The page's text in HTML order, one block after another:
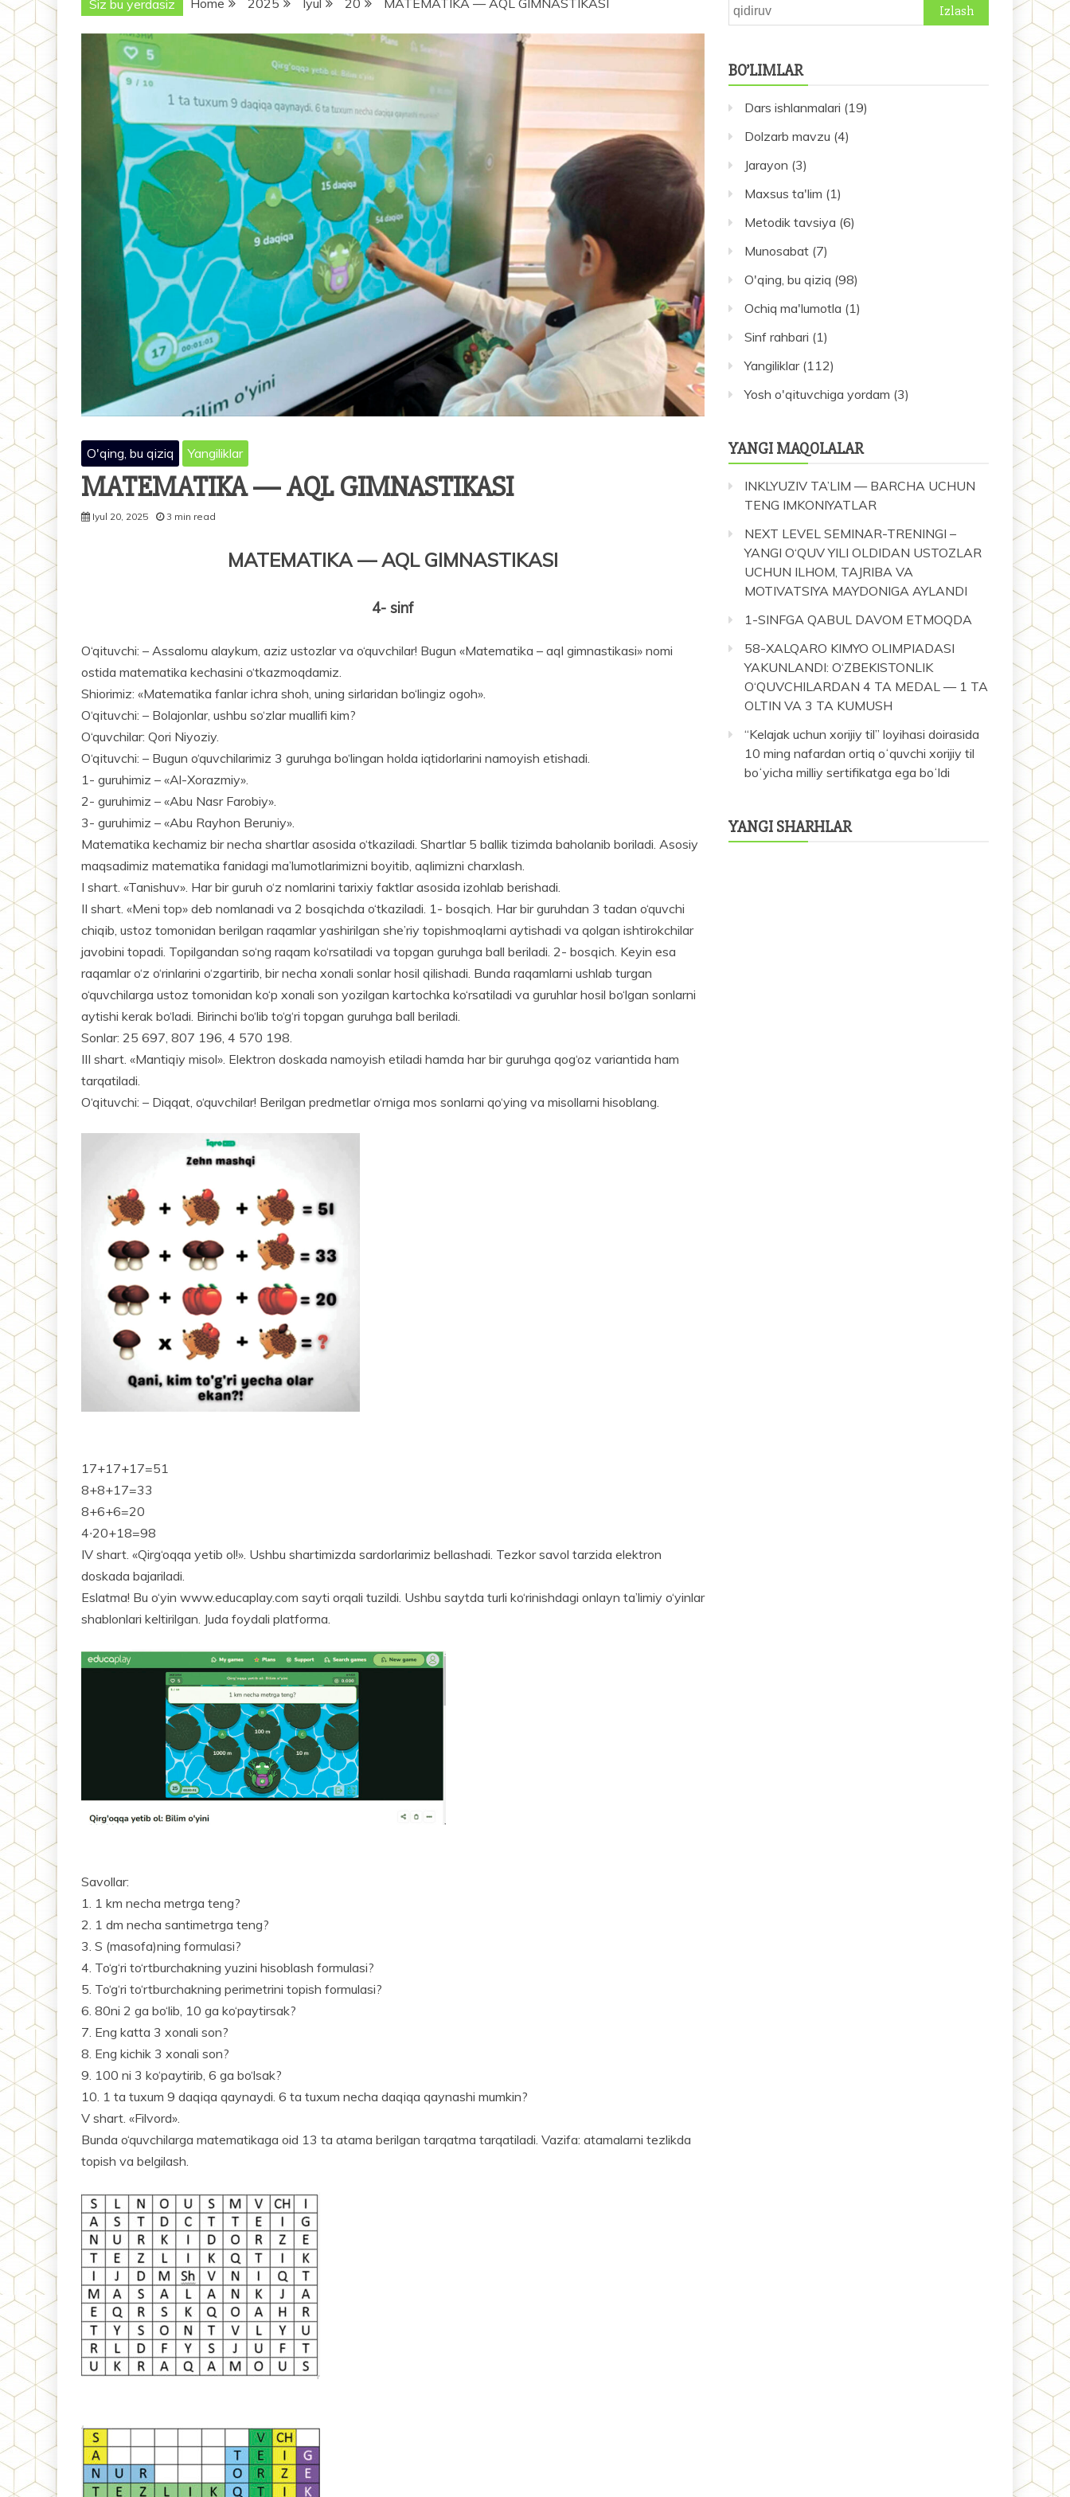
Siz bu yerdasiz Home 2025 Iyul 20 MATEMATIKA — AQL GIMNASTIKASI
O'qing, bu qiziq Yangiliklar
MATEMATIKA — AQL GIMNASTIKASI
Iyul 20, 2025 3 min read
MATEMATIKA — AQL GIMNASTIKASI
4- sinf
O‘qituvchi: – Assalomu alaykum, aziz ustozlar va o‘quvchilar! Bugun «Matematika – aql gimnastikasi» nomi
ostida matematika kechasini o‘tkazmoqdamiz.
Shiorimiz: «Matematika fanlar ichra shoh, uning sirlaridan bo‘lingiz ogoh».
O‘qituvchi: – Bolajonlar, ushbu so‘zlar muallifi kim?
O‘quvchilar: Qori Niyoziy.
O‘qituvchi: – Bugun o‘quvchilarimiz 3 guruhga bo‘lingan holda iqtidorlarini namoyish etishadi.
1- guruhimiz – «Al-Xorazmiy».
2- guruhimiz – «Abu Nasr Farobiy».
3- guruhimiz – «Abu Rayhon Beruniy».
Matematika kechamiz bir necha shartlar asosida o‘tkaziladi. Shartlar 5 ballik tizimda baholanib boriladi. Asosiy
maqsadimiz matematika fanidagi ma’lumotlari­mizni boyitib, aqlimizni charxlash.
I shart. «Tanishuv». Har bir guruh o‘z nomlarini ta­rixiy faktlar asosida izohlab berishadi.
II shart. «Meni top» deb nomlanadi va 2 bosqichda o‘tkaziladi. 1- bosqich. Har bir guruhdan 3 tadan o‘quvchi
chiqib, ustoz tomonidan berilgan raqamlar yashirilgan she’riy topishmoqlarni aytishadi va qolgan ishtirokchilar
javobini topadi. Topilgandan so‘ng raqam ko‘rsatiladi va topgan guruhga ball beriladi. 2- bosqich. Keyin esa
raqam­lar o‘z o‘rinlarini o‘zgartirib, bir necha xonali sonlar hosil qilishadi. Bunda raqamlarni ushlab turgan
o‘quvchilarga ustoz tomonidan ko‘p xonali son yozilgan kartochka ko‘rsatiladi va guruhlar hosil bo‘lgan sonlarni
aytishi kerak bo‘ladi. Birinchi bo‘lib to‘g‘ri topgan guruhga ball beriladi.
Sonlar: 25 697, 807 196, 4 570 198.
III shart. «Mantiqiy misol». Elektron doskada namo­yish etiladi hamda har bir guruhga qog‘oz variantida ham
tarqatiladi.
O‘qituvchi: – Diqqat, o‘quvchilar! Berilgan predmetlar o‘rniga mos sonlarni qo‘ying va misollarni hisoblang.
17+17+17=51
8+8+17=33
8+6+6=20
4∙20+18=98
IV shart. «Qirg‘oqqa yetib ol!». Ushbu shartimizda sardorlarimiz bellashadi. Tezkor savol tarzida elektron
doskada bajariladi.
Eslatma! Bu o‘yin www.educaplay.com sayti orqali tuzildi. Ushbu saytda turli ko‘rinishdagi onlayn ta’limiy o‘yinlar
shablonlari keltirilgan. Juda foydali platforma.
Savollar:
1. 1 km necha metrga teng?
2. 1 dm necha santimetrga teng?
3. S (masofa)ning formulasi?
4. To‘g‘ri to‘rtburchakning yuzini hisoblash formulasi?
5. To‘g‘ri to‘rtburchakning perimetrini topish formulasi?
6. 80ni 2 ga bo‘lib, 10 ga ko‘paytirsak?
7. Eng katta 3 xonali son?
8. Eng kichik 3 xonali son?
9. 100 ni 3 ko‘paytirib, 6 ga bo‘lsak?
10. 1 ta tuxum 9 daqiqa qaynaydi. 6 ta tuxum necha daqiqa qaynashi mumkin?
V shart. «Filvord».
Bunda o‘quvchilarga matematikaga oid 13 ta atama berilgan tarqatma tarqatiladi. Vazifa: atamalarni tezlikda
topish va belgilash.
Qidirshish:
BO’LIMLAR
Dars ishlanmalari (19)
Dolzarb mavzu (4)
Jarayon (3)
Maxsus ta'lim (1)
Metodik tavsiya (6)
Munosabat (7)
O'qing, bu qiziq (98)
Ochiq ma'lumotla (1)
Sinf rahbari (1)
Yangiliklar(112)
Yosh o'qituvchiga yordam (3)
YANGI MAQOLALAR
INKLYUZIV TA’LIM — BARCHA UCHUN
TENG IMKONIYATLAR
NEXT LEVEL SEMINAR-TRENINGI –
YANGI O‘QUV YILI OLDIDAN USTOZLAR
UCHUN ILHOM, TAJRIBA VA
MOTIVATSIYA MAYDONIGA AYLANDI
1-SINFGA QABUL DAVOM ETMOQDA
58-XALQARO KIMYO OLIMPIADASI
YAKUNLANDI: O‘ZBEKISTONLIK
O‘QUVCHILARDAN 4 TA MEDAL — 1 TA
OLTIN VA 3 TA KUMUSH
“Kelajak uchun xorijiy til” loyihasi doirasida
10 ming nafardan ortiq oʻquvchi xorijiy til
boʻyicha milliy sertifikatga ega boʻldi
YANGI SHARHLAR